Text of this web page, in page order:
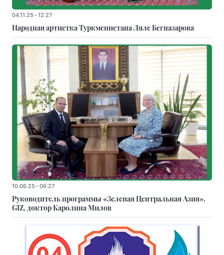
04.11.25 - 12:27
Народная артистка Туркменистана Ляле Бегназарова
10.06.25 - 06:27
Руководитель программы «Зеленая Центральная Азия»,
GIZ, доктор Каролина Милов